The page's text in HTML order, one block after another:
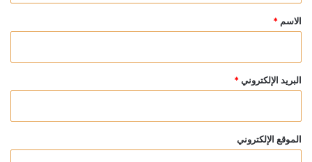
*
الاسم *
البريد الإلكتروني *
الموقع الإلكتروني